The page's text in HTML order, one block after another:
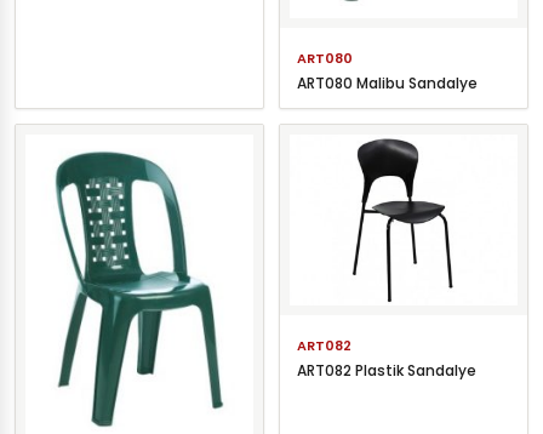
ART080
ART080 Malibu Sandalye
ART082
ART082 Plastik Sandalye